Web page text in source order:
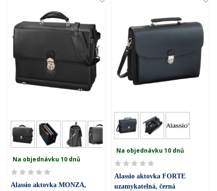
Na objednávku 10 dnů
Alassio aktovka MONZA,
Na objednávku 10 dnů
Alassio aktovka FORTE
uzamykatelná, černá